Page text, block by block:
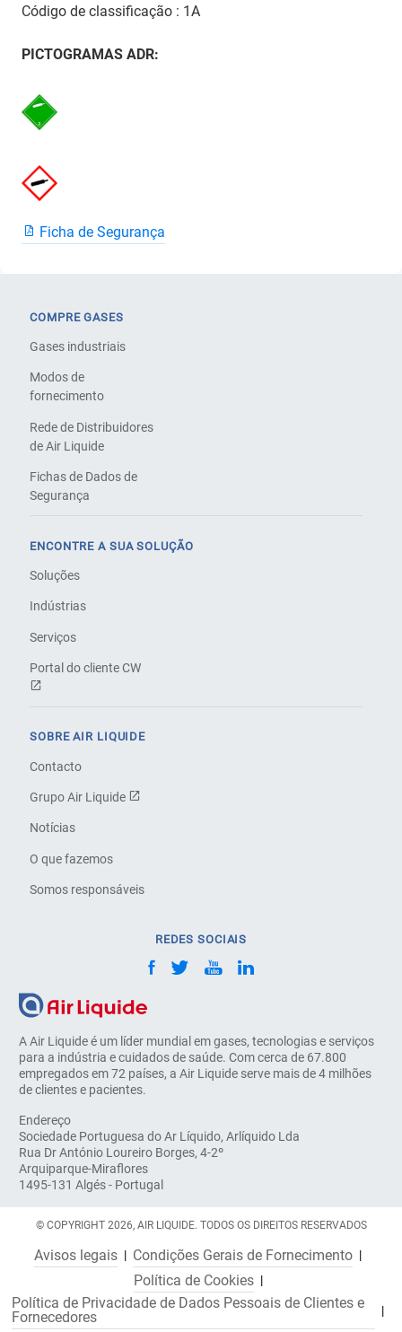
Código de classificação : 1A
PICTOGRAMAS ADR:
Ficha de Segurança
A Air Liquide é um líder mundial em gases, tecnologias e serviços
para a indústria e cuidados de saúde. Com cerca de 67.800
empregados em 72 países, a Air Liquide serve mais de 4 milhões
de clientes e pacientes.
Endereço
Sociedade Portuguesa do Ar Líquido, Arlíquido Lda
Rua Dr António Loureiro Borges, 4-2º
Arquiparque-Miraflores
1495-131 Algés - Portugal
COMPRE GASES
Gases industriais
Modos de
fornecimento
Rede de Distribuidores
de Air Liquide
Fichas de Dados de
Segurança
ENCONTRE A SUA SOLUÇÃO
Soluções
Indústrias
Serviços
Portal do cliente CW
SOBRE AIR LIQUIDE
Contacto
Grupo Air Liquide
Notícias
O que fazemos
Somos responsáveis
REDES SOCIAIS
© COPYRIGHT 2026, AIR LIQUIDE. TODOS OS DIREITOS RESERVADOS
Avisos legais
Condições Gerais de Fornecimento
Política de Cookies
Política de Privacidade de Dados Pessoais de Clientes e
Fornecedores